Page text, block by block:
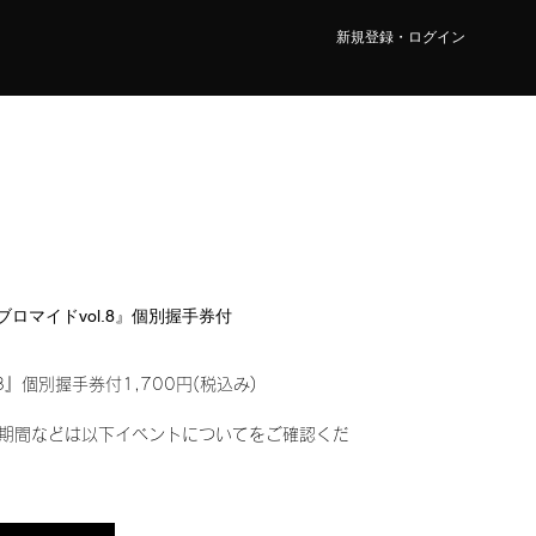
新規登録・ログイン
ロマイドvol.8』個別握手券付
』個別握手券付1,700円(税込み)
間などは以下イベントについてをご確認くだ